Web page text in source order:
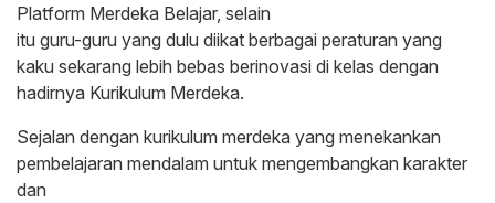
Platform Merdeka Belajar, selain
itu guru-guru yang dulu diikat berbagai peraturan yang
kaku sekarang lebih bebas berinovasi di kelas dengan
hadirnya Kurikulum Merdeka.
Sejalan dengan kurikulum merdeka yang menekankan
pembelajaran mendalam untuk mengembangkan karakter
dan